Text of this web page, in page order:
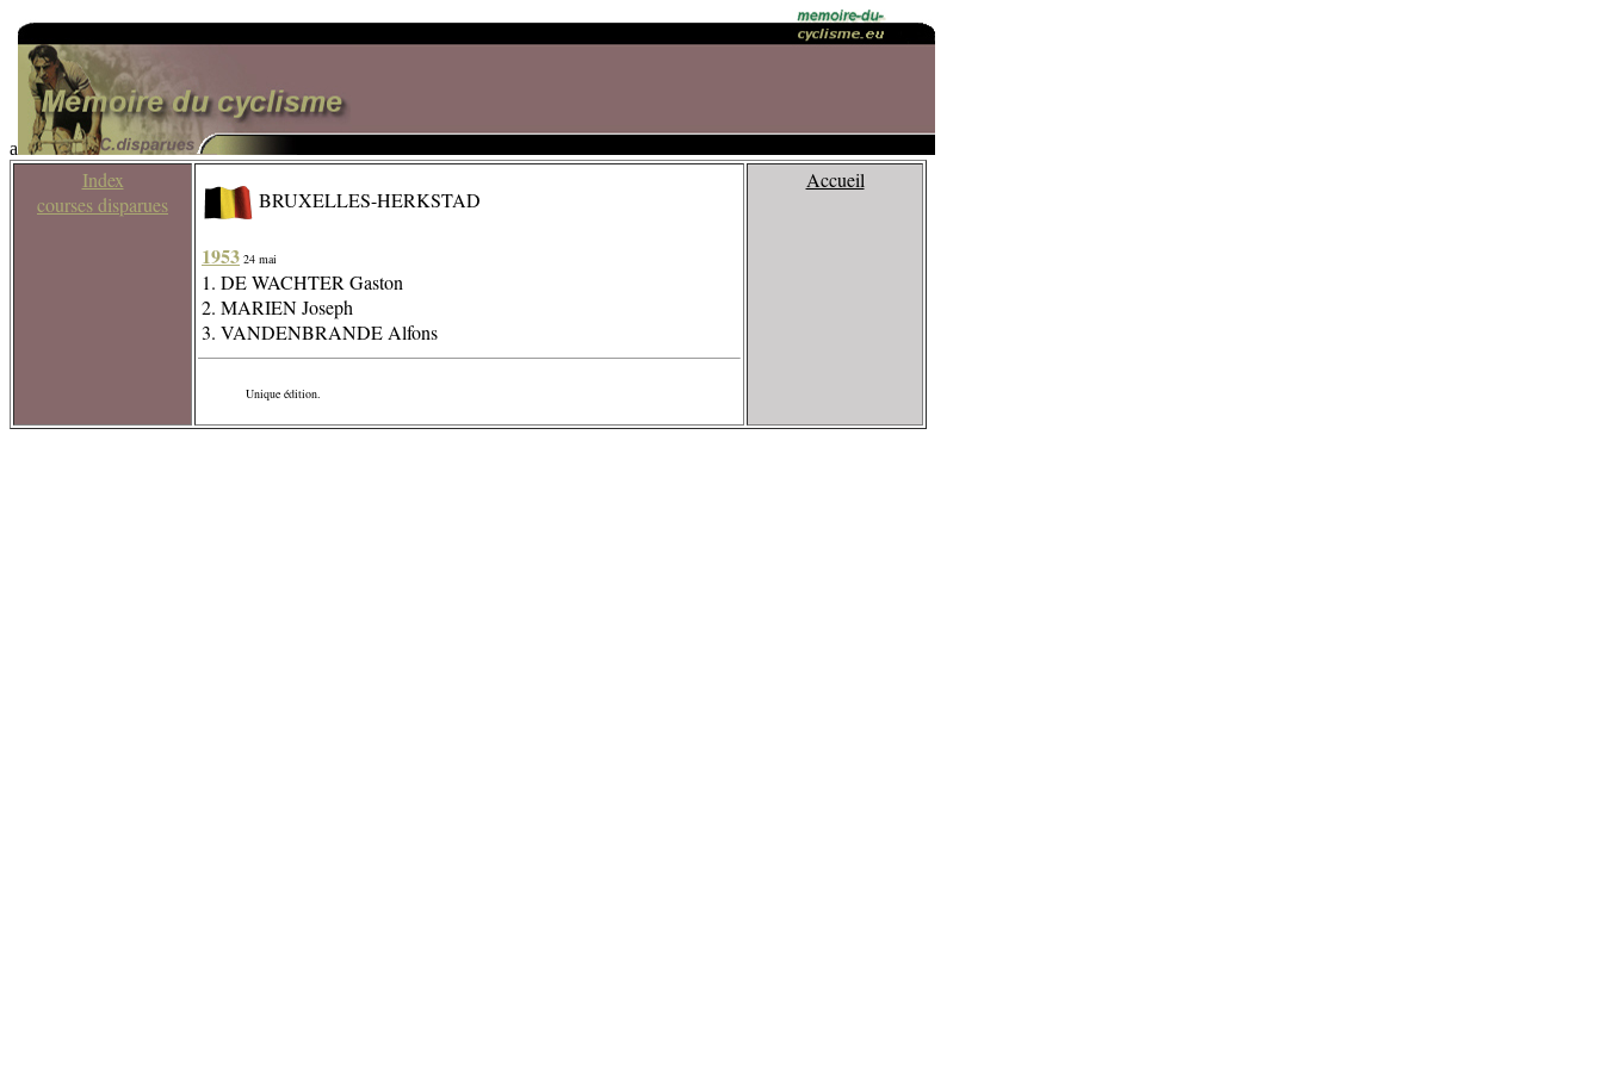
a
Index
courses disparues
BRUXELLES-HERKSTAD
1953 24 mai
1. DE WACHTER Gaston
2. MARIEN Joseph
3. VANDENBRANDE Alfons
Unique édition.
Accueil